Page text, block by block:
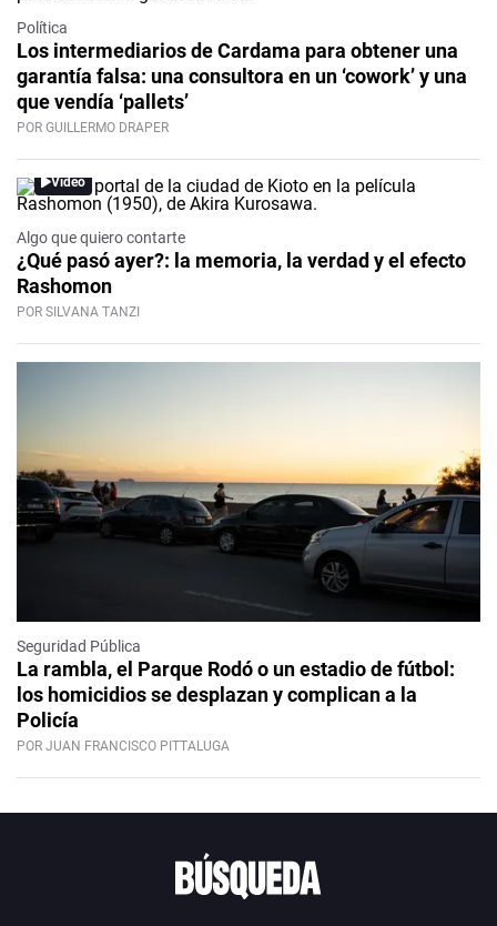
Política
Los intermediarios de Cardama para obtener una
garantía falsa: una consultora en un ‘cowork’ y una
que vendía ‘pallets’
POR GUILLERMO DRAPER
Video
Algo que quiero contarte
¿Qué pasó ayer?: la memoria, la verdad y el efecto
Rashomon
POR SILVANA TANZI
Seguridad Pública
La rambla, el Parque Rodó o un estadio de fútbol:
los homicidios se desplazan y complican a la
Policía
POR JUAN FRANCISCO PITTALUGA